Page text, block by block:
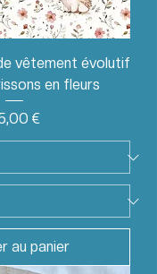
vêtement évolutif
en fleurs
€
au panier